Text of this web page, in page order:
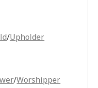
/Upholder
/Worshipper